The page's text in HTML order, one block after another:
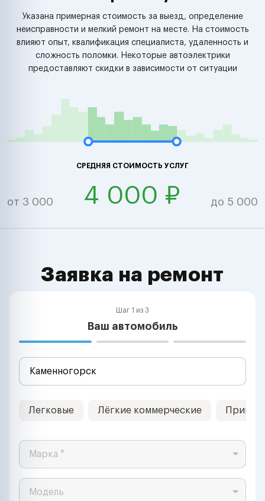
Указана примерная стоимость за выезд, определение
неисправности и мелкий ремонт на месте. На стоимость
влияют опыт, квалификация специалиста, удаленность и
сложность поломки. Некоторые автоэлектрики
предоставляют скидки в зависимости от ситуации
СРЕДНЯЯ СТОИМОСТЬ УСЛУГ
от 3 000 4 000 ₽ до 5 000
Заявка на ремонт
Шаг 1 из 3
Ваш автомобиль
Легковые Лёгкие коммерческие
Марка *
Модель